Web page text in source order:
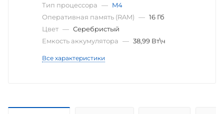
Тип процессора — M4
Оперативная память (RAM) — 16 Гб
Цвет — Серебристый
Емкость аккумулятора — 38,99 Вт\ч
Все характеристики